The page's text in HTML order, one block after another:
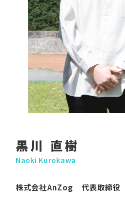
黒川 直樹
Naoki Kurokawa
株式会社AnZog 代表取締役